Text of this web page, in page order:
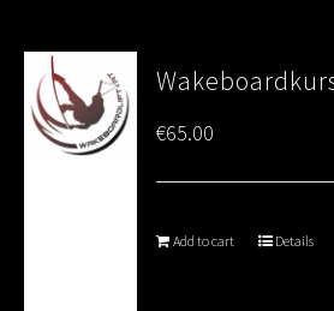
€65.00
Add to cart Details